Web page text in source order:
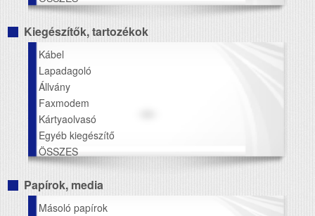
Kiegészítők, tartozékok
Kábel
Lapadagoló
Állvány
Faxmodem
Kártyaolvasó
Egyéb kiegészítő
ÖSSZES
Papírok, media
Másoló papírok